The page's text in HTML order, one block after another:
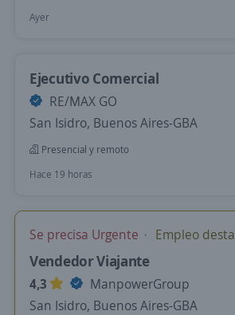
Ayer
Ejecutivo Comercial
RE/MAX GO
San Isidro, Buenos Aires-GBA
Presencial y remoto
Hace 19 horas
Se precisa Urgente Empleo
Vendedor Viajante
4,3
ManpowerGroup
San Isidro, Buenos Aires-GBA